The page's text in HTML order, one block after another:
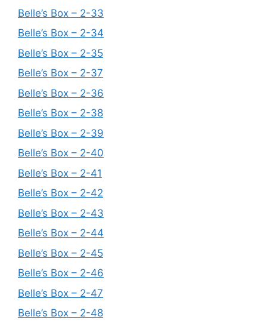
Belle’s Box – 2-33
Belle’s Box – 2-34
Belle’s Box – 2-35
Belle’s Box – 2-37
Belle’s Box – 2-36
Belle’s Box – 2-38
Belle’s Box – 2-39
Belle’s Box – 2-40
Belle’s Box – 2-41
Belle’s Box – 2-42
Belle’s Box – 2-43
Belle’s Box – 2-44
Belle’s Box – 2-45
Belle’s Box – 2-46
Belle’s Box – 2-47
Belle’s Box – 2-48